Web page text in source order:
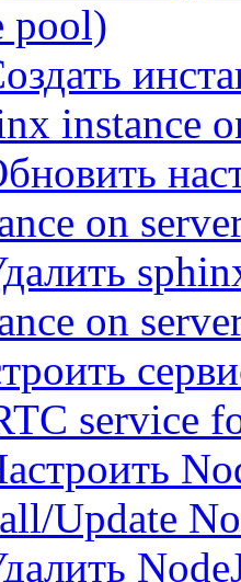
pool)
instance
on
on
service
Update